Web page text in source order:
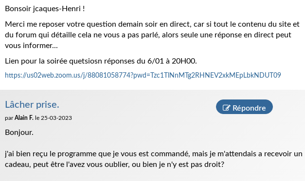
Bonsoir jcaques-Henri !
Merci me reposer votre question demain soir en direct, car si tout le contenu du site et
du forum qui détaille cela ne vous a pas parlé, alors seule une réponse en direct peut
vous informer...
Lien pour la soirée quetsiosn réponses du 6/01 à 20H00.
https://us02web.zoom.us/j/88081058774?pwd=Tzc1TlNnMTg2RHNEV2xkMEpLbkNDUT09
Lâcher prise. Répondre
parAlain F. le 25-03-2023
Bonjour.
j'ai bien reçu le programme que je vous est commandé, mais je m'attendais a recevoir un
cadeau, peut être l'avez vous oublier, ou bien je n'y est pas droit?